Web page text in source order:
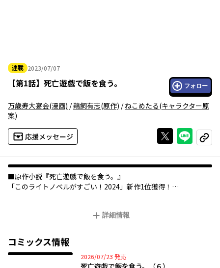
連載 2023/07/07
2023年07月07日
【第1話】 死亡遊戯で飯を食う。 フォロー
万歳寿大宴会(漫画) /鵜飼有志(原作) /ねこめたる(キャラクター原
案)
応援メッセージ Xで投稿する
ライン
コピー
■原作小説『死亡遊戯で飯を食う。』
「このライトノベルがすごい！2024」新作1位獲得！
美少女達のデスゲーム最前線、開幕!!
プレイヤーネーム、幽鬼《ユウキ》。17歳。
選んだ居場所は、殺人ゲーム。
メイド服を着て死の館から脱出を図ったり、
詳細情報
コミックス情報
2026/07/23 2026年07月23日
発売
死亡遊戯で飯を食う。（６）